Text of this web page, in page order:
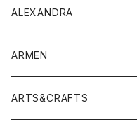
Tシャツ
シャツ
ボトムス
トップス
Tシャツ・カットソー
シャツ・ブラウス
ボトムス
パンツ
ワンピース・オールインワン
ALEXANDRA
ARMEN
アウター
ARTS&CRAFTS